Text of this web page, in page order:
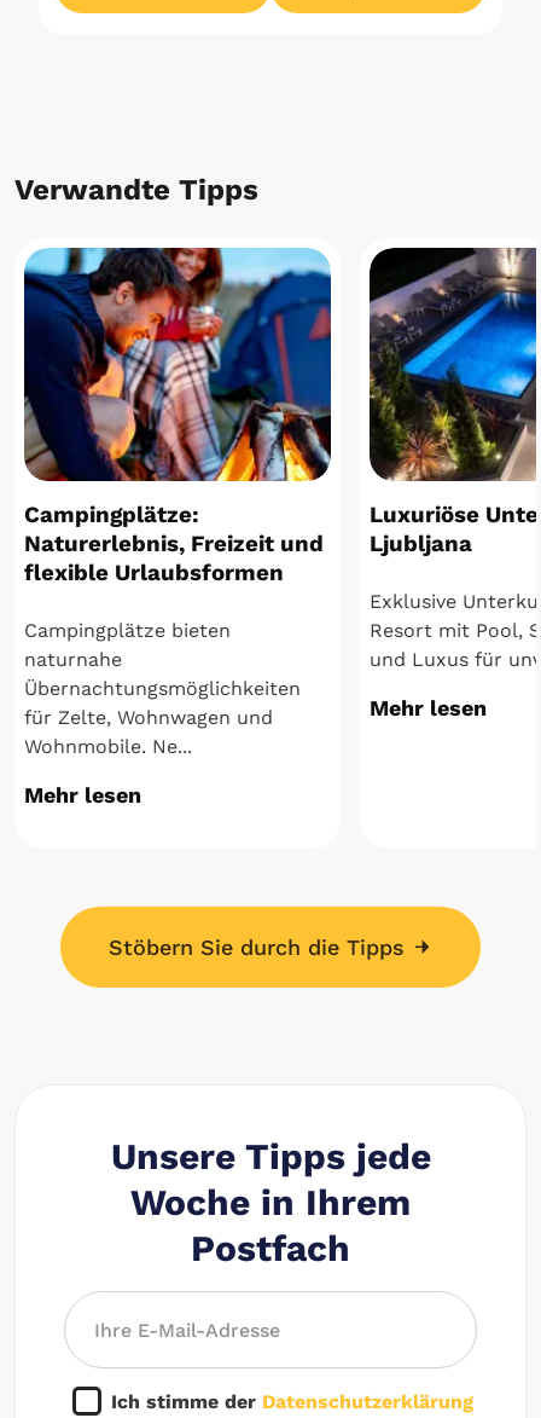
Verwandte Tipps
Campingplätze:
Naturerlebnis, Freizeit und
flexible Urlaubsformen
Campingplätze bieten
naturnahe
Übernachtungsmöglichkeiten
für Zelte, Wohnwagen und
Wohnmobile. Ne...
Mehr lesen
Luxuriöse
Ljubljana
Exklusive
Resort mit Pool,
und Luxus für
Mehr lesen
Stöbern Sie durch die Tipps
Unsere Tipps jede
Woche in Ihrem
Postfach
Ich stimme der Datenschutzerklärung